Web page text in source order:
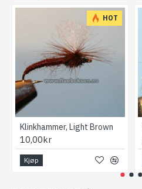
HOT
Klinkhammer, Light Brown
10,00kr
Kjøp